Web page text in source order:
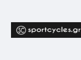
content